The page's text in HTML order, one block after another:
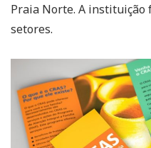
Praia Norte. A instituição
setores.